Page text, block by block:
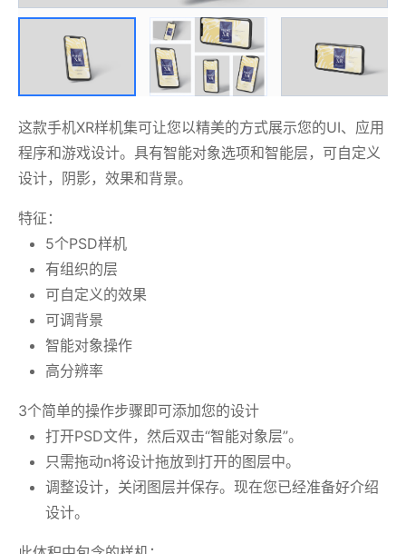
这款手机XR样机集可让您以精美的方式展示您的UI、应用
程序和游戏设计。具有智能对象选项和智能层，可自定义
设计，阴影，效果和背景。
特征：
5个PSD样机
有组织的层
可自定义的效果
可调背景
智能对象操作
高分辨率
3个简单的操作步骤即可添加您的设计
打开PSD文件，然后双击“智能对象层”。
只需拖动n将设计拖放到打开的图层中。
调整设计，关闭图层并保存。现在您已经准备好介绍
设计。